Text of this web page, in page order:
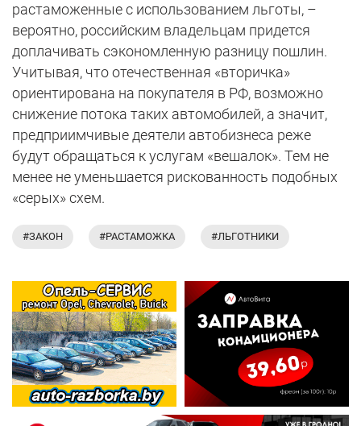
растаможенные с использованием льготы, –
вероятно, российским владельцам придется
доплачивать сэкономленную разницу пошлин.
Учитывая, что отечественная «вторичка»
ориентирована на покупателя в РФ, возможно
снижение потока таких автомобилей, а значит,
предприимчивые деятели автобизнеса реже
будут обращаться к услугам «вешалок». Тем не
менее не уменьшается рискованность подобных
«серых» схем.
#ЗАКОН #РАСТАМОЖКА #ЛЬГОТНИКИ